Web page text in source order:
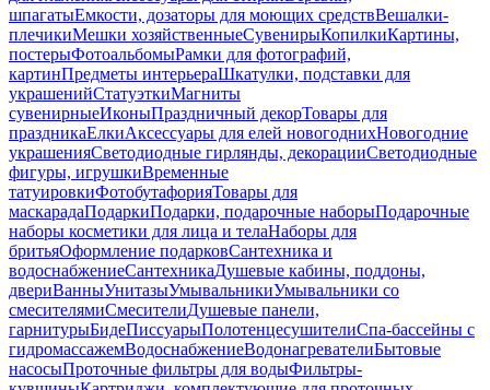
шпагатыЕмкости, дозаторы для моющих средствВешалки-
плечикиМешки хозяйственныеСувенирыКопилкиКартины,
постерыФотоальбомыРамки для фотографий,
картинПредметы интерьераШкатулки, подставки для
украшенийСтатуэткиМагниты
сувенирныеИконыПраздничный декорТовары для
праздникаЕлкиАксессуары для елей новогоднихНовогодние
украшенияСветодиодные гирлянды, декорацииСветодиодные
фигуры, игрушкиВременные
татуировкиФотобутафорияТовары для
маскарадаПодаркиПодарки, подарочные наборыПодарочные
наборы косметики для лица и телаНаборы для
бритьяОформление подарковСантехника и
водоснабжениеСантехникаДушевые кабины, поддоны,
двериВанныУнитазыУмывальникиУмывальники со
смесителямиСмесителиДушевые панели,
гарнитурыБидеПиссуарыПолотенцесушителиСпа-бассейны с
гидромассажемВодоснабжениеВодонагревателиБытовые
насосыПроточные фильтры для водыФильтры-